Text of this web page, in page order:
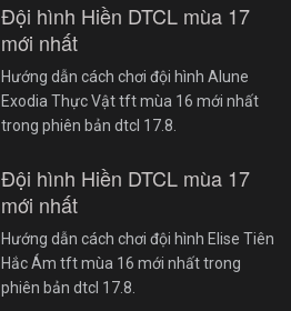
Đội hình Hiền DTCL mùa 17
mới nhất
Hướng dẫn cách chơi đội hình Alune
Exodia Thực Vật tft mùa 16 mới nhất
trong phiên bản dtcl 17.8.
Đội hình Hiền DTCL mùa 17
mới nhất
Hướng dẫn cách chơi đội hình Elise Tiên
Hắc Ám tft mùa 16 mới nhất trong
phiên bản dtcl 17.8.